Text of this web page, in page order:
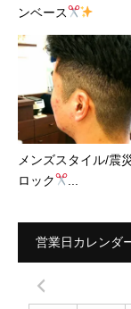
ンベース
メンズスタイル/震
ロック
営業日カレンダ